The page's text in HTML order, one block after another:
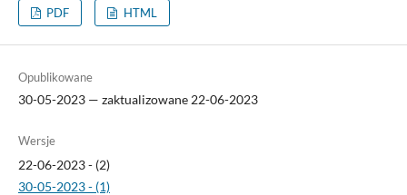
PDF HTML
Opublikowane
30-05-2023 — zaktualizowane 22-06-2023
Wersje
22-06-2023 - (2)
30-05-2023 - (1)